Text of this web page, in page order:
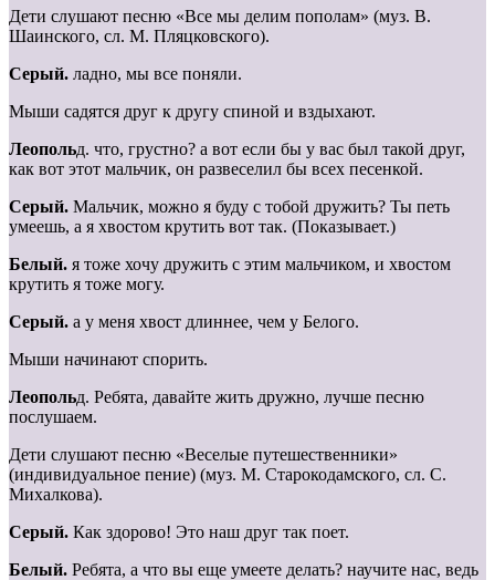
Дети слушают песню «Все мы делим пополам» (муз. В.
Шаинского, сл. М. Пляцковского).
Серый. ладно, мы все поняли.
Мыши садятся друг к другу спиной и вздыхают.
Леопольд. что, грустно? а вот если бы у вас был такой друг,
как вот этот мальчик, он развеселил бы всех песенкой.
Серый. Мальчик, можно я буду с тобой дружить? Ты петь
умеешь, а я хвостом крутить вот так. (Показывает.)
Белый. я тоже хочу дружить с этим мальчиком, и хвостом
крутить я тоже могу.
Серый. а у меня хвост длиннее, чем у Белого.
Мыши начинают спорить.
Леопольд. Ребята, давайте жить дружно, лучше песню
послушаем.
Дети слушают песню «Веселые путешественники»
(индивидуальное пение) (муз. М. Старокодамского, сл. С.
Михалкова).
Серый. Как здорово! Это наш друг так поет.
Белый. Ребята, а что вы еще умеете делать? научите нас, ведь